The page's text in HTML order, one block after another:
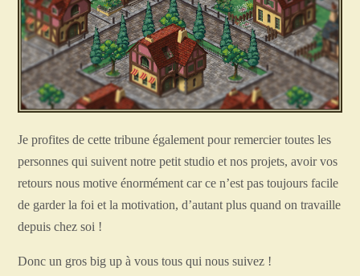
Je profites de cette tribune également pour remercier toutes les
personnes qui suivent notre petit studio et nos projets, avoir vos
retours nous motive énormément car ce n’est pas toujours facile
de garder la foi et la motivation, d’autant plus quand on travaille
depuis chez soi !
Donc un gros big up à vous tous qui nous suivez !